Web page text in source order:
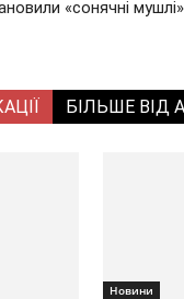
«сонячні
БІЛЬШЕ ВІД
Новини